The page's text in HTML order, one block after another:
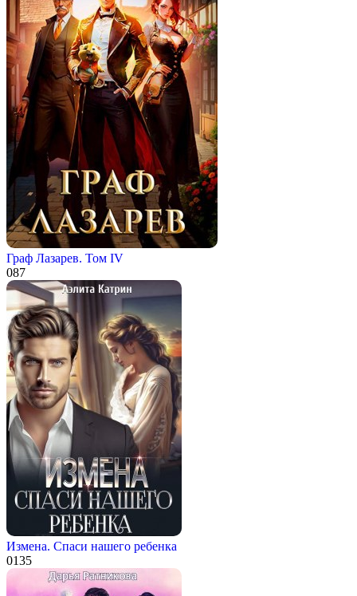
Граф Лазарев. Том IV
087
Измена. Спаси нашего ребенка
0135